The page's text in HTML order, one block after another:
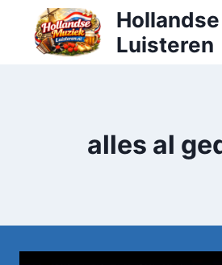
Doorgaan
inhoud
Luisteren
alles al